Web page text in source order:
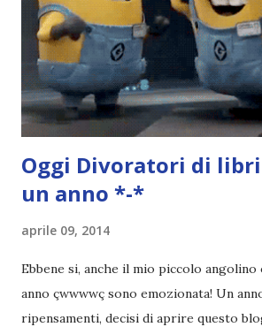
era inserirmi fra i coetanei. Fu
statura sovrastavo tutti gli altri
un pelo non entrai nella formazione
Oggi Divoratori di libri
un anno *-*
aprile 09, 2014
Ebbene si, anche il mio piccolo
anno çwwwwç sono emozionata! Un
ripensamenti, decisi di aprire questo